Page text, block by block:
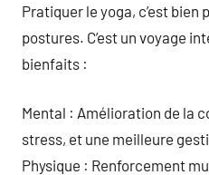
Pratiquer le yoga, c’est bien
postures. C’est un voyage
bienfaits :
Mental : Amélioration de la
stress, et une meilleure
Physique : Renforcement